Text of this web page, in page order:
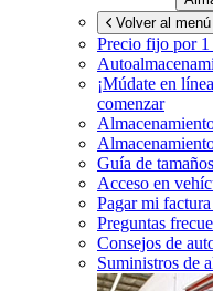
Volver al
Precio fijo por 1
¡Múdate en
comenzar
Guía de
Acceso en
Pagar mi
Preguntas
Consejos de
Suministros de